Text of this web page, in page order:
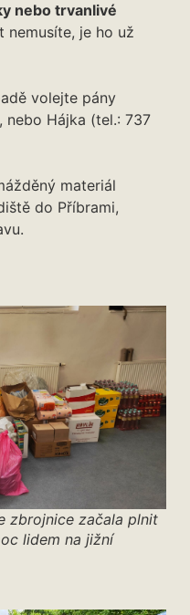
nebo trvanlivé
nemusíte, je ho už
volejte pány
nebo Hájka (tel.: 737
materiál
do Příbrami,
zbrojnice začala plnit
lidem na jižní